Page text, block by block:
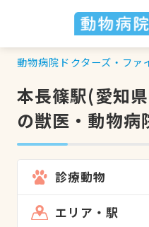
動物病院ドクターズ・ファ
本長篠駅(愛知
の獣医・動物病
診療動物
エリア・駅